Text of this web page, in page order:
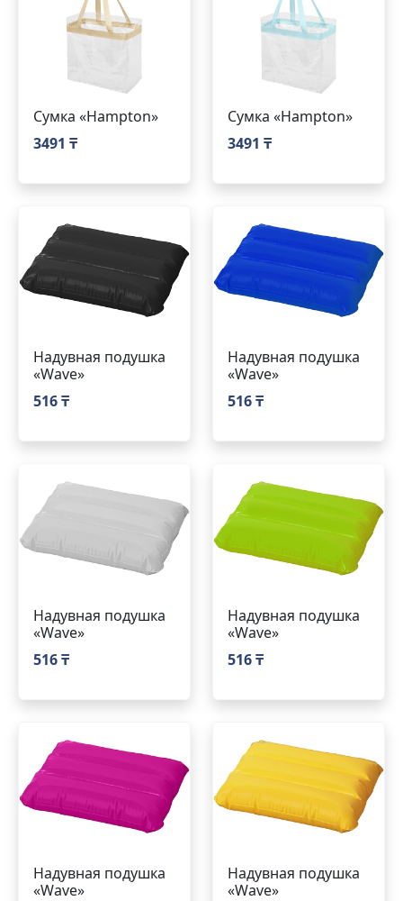
Сумка «Hampton»
3491 ₸
Сумка «Hampton»
3491 ₸
Надувная подушка
«Wave»
516 ₸
Надувная подушка
«Wave»
516 ₸
Надувная подушка
«Wave»
516 ₸
Надувная подушка
«Wave»
516 ₸
Надувная подушка
«Wave»
Надувная подушка
«Wave»